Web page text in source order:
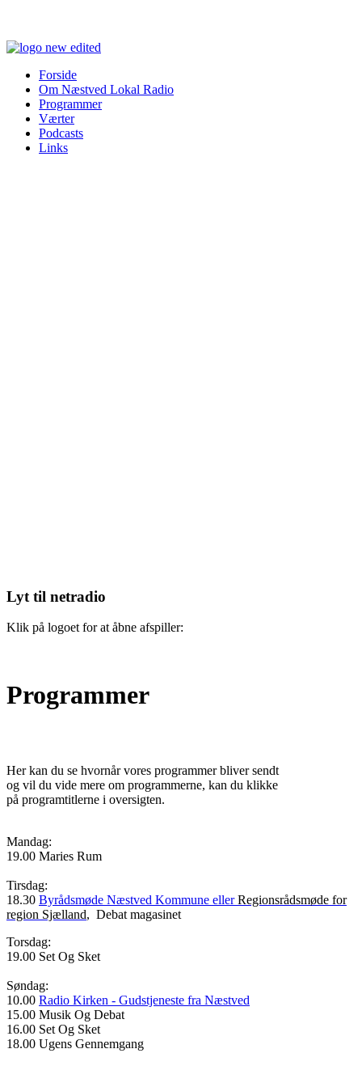
Forside
Om Næstved Lokal Radio
Programmer
Værter
Podcasts
Links
Lyt til netradio
Klik på logoet for at åbne afspiller:
Programmer
Her kan du se hvornår vores programmer bliver sendt
og vil du vide mere om programmerne, kan du klikke
på programtitlerne i oversigten.
Mandag:
19.00 Maries Rum
Tirsdag:
18.30 Byrådsmøde Næstved Kommune ellerRegionsrådsmøde for
region Sjælland, Debat magasinet
Torsdag:
19.00 Set Og Sket
Søndag:
10.00 Radio Kirken - Gudstjeneste fra Næstved
15.00 Musik Og Debat
16.00 Set Og Sket
18.00 Ugens Gennemgang